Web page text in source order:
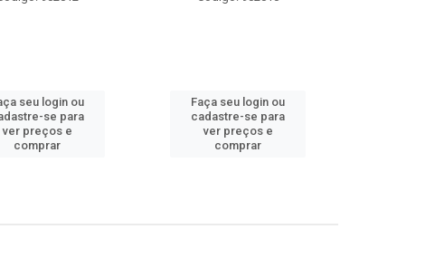
seu login ou
se para
ver preços e
comprar
Faça seu login ou
cadastre-se para
ver preços e
comprar